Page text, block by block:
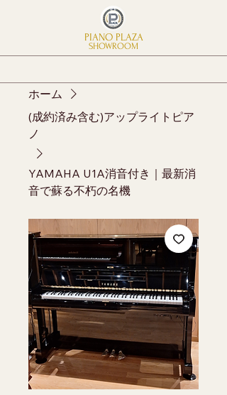
SHOWROOM
PIANO PLAZA
ホーム
(成約済み含む)アップライトピア
ノ
YAMAHA U1A消音付き｜最新消
音で蘇る不朽の名機